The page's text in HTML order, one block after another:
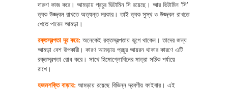
দারুণ কাজ করে। আমড়ায় প্রচুর ভিটামিন সি রয়েছে। আর ভিটামিন ‘সি’
ত্বক উজ্জ্বল রাখতে অত্যন্ত দরকার। তাই ত্বক সুস্থ ও উজ্জ্বল রাখতে
খেতে পারেন আমড়া।
রক্তস্বল্পতা দূর করে: অনেকেই রক্তস্বল্পতায় ভুগে থাকেন। তাদের জন্য
আমড়া বেশ উপকারী। কারণ আমড়ায় প্রচুর আয়রন থাকার কারণে এটি
রক্তস্বল্পতা রোধ করে। সাথে হিমোগ্লোবিনের মাত্রা সঠিক পর্যায়ে
রাখে।
হজমশক্তি বাড়ায়: আমড়ায় রয়েছে বিভিন্ন দ্রবণীয় ফাইবার। এই